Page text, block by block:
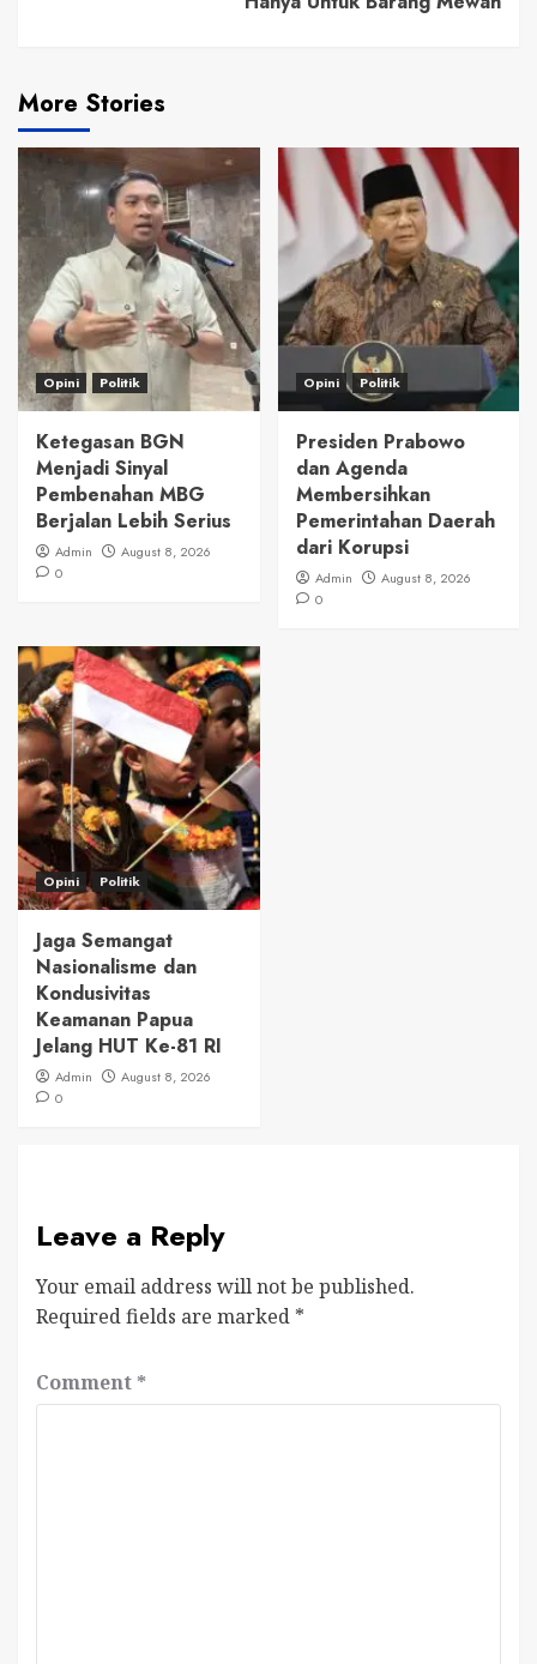
More Stories
Opini Politik
Ketegasan BGN
Menjadi Sinyal
Pembenahan MBG
Berjalan Lebih Serius
Admin
August 8, 2026
0
Opini Politik
Presiden Prabowo
dan Agenda
Membersihkan
Pemerintahan Daerah
dari Korupsi
Admin
August 8, 2026
0
Opini Politik
Jaga Semangat
Nasionalisme dan
Kondusivitas
Keamanan Papua
Jelang HUT Ke-81 RI
Admin
August 8, 2026
0
Leave a Reply
Your email address will not be published.
Required fields are marked *
Comment *